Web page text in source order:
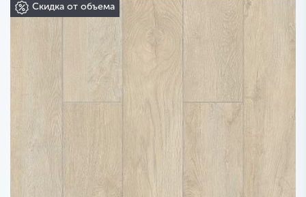
Скидка от объема